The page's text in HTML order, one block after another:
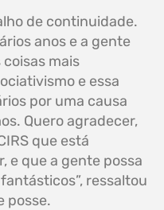
de continuidade.
anos e a gente
mais
e essa
por uma causa
Quero agradecer,
que está
e que a gente possa
ressaltou
posse.